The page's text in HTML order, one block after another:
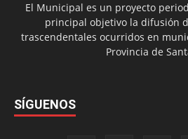
El Municipal es un proyecto
principal objetivo la difusión
trascendentales ocurridos en
Provincia de
SÍGUENOS